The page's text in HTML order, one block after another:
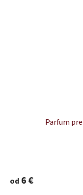
Parfum
od 6 €